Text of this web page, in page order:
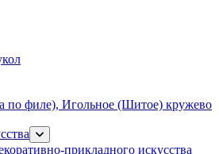
филе), Игольное (Шитое) кружево
прикладного искусства